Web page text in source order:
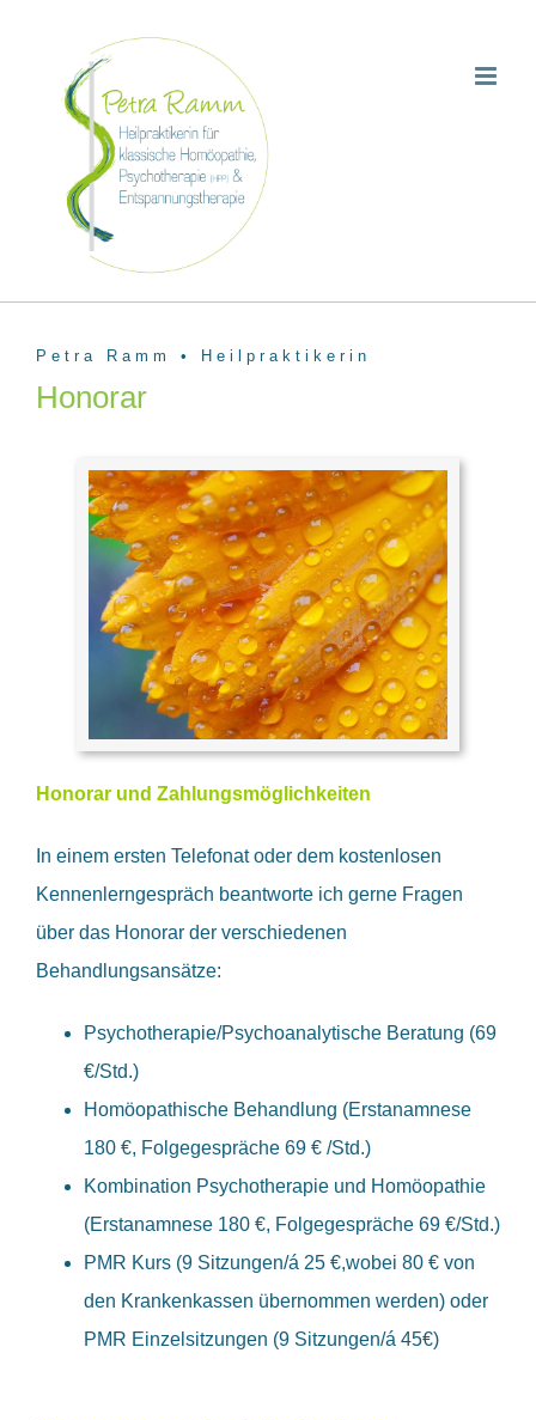
springen
Petra Ramm • Heilpraktikerin
Honorar
Honorar und Zahlungsmöglichkeiten
In einem ersten Telefonat oder dem kostenlosen
Kennenlerngespräch beantworte ich gerne Fragen
über das Honorar der verschiedenen
Behandlungsansätze:
Psychotherapie/Psychoanalytische Beratung (69
€/Std.)
Homöopathische Behandlung (Erstanamnese
180 €, Folgegespräche 69 € /Std.)
Kombination Psychotherapie und Homöopathie
(Erstanamnese 180 €, Folgegespräche 69 €/Std.)
PMR Kurs (9 Sitzungen/á 25 €,wobei 80 € von
den Krankenkassen übernommen werden) oder
PMR Einzelsitzungen (9 Sitzungen/á 45€)